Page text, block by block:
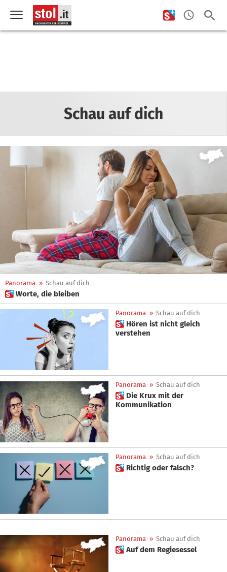
Schau auf dich
Panorama » Schau auf dich
 Worte, die bleiben
Panorama » Schau auf dich
 Hören ist nicht gleich
verstehen
Panorama » Schau auf dich
 Die Krux mit der
Kommunikation
Panorama » Schau auf dich
 Richtig oder falsch?
Panorama » Schau auf dich
 Auf dem Regiesessel